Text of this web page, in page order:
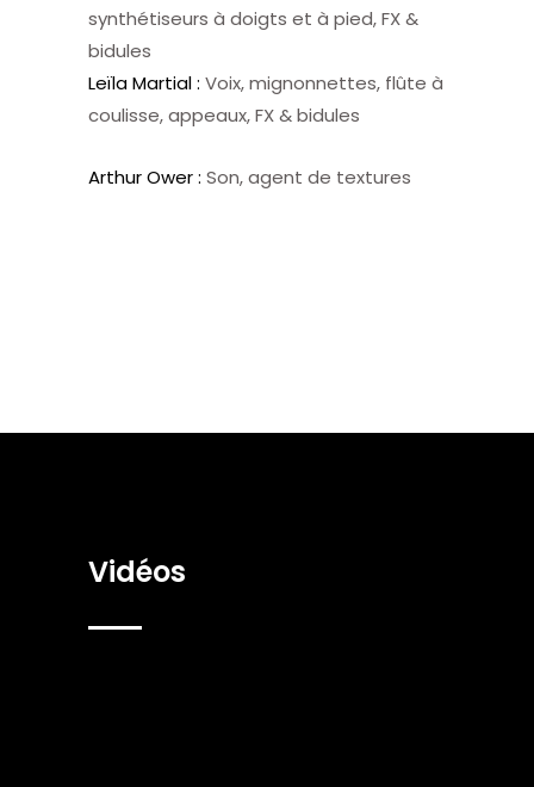
synthétiseurs à doigts et à pied, FX &
bidules
Leïla Martial : Voix, mignonnettes, flûte à
coulisse, appeaux, FX & bidules
Arthur Ower : Son, agent de textures
Vidéos